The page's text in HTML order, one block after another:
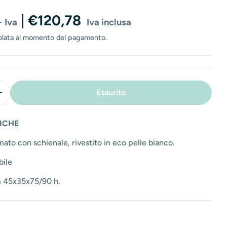
Iva | €120,78 Iva inclusa
al momento del pagamento.
La Quantità Per Sgabello Rotondo Con Schienale In
La Quantità Per Sgabello Rotondo Con
Esaurito
con schienale, rivestito in eco pelle bianco.
45x35x75/90 h.